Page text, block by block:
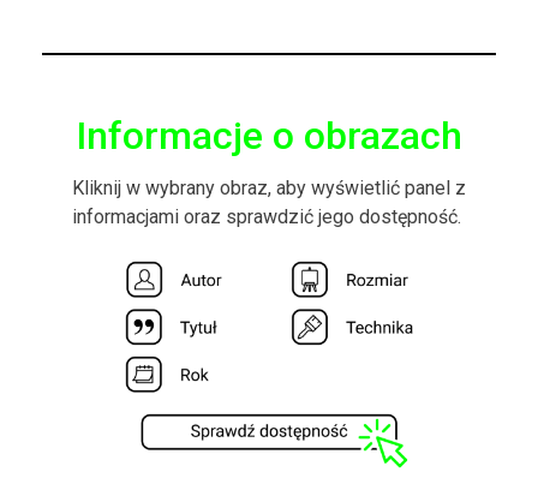
Informacje o obrazach
Kliknij w wybrany obraz, aby wyświetlić panel z
informacjami oraz sprawdzić jego dostępność.